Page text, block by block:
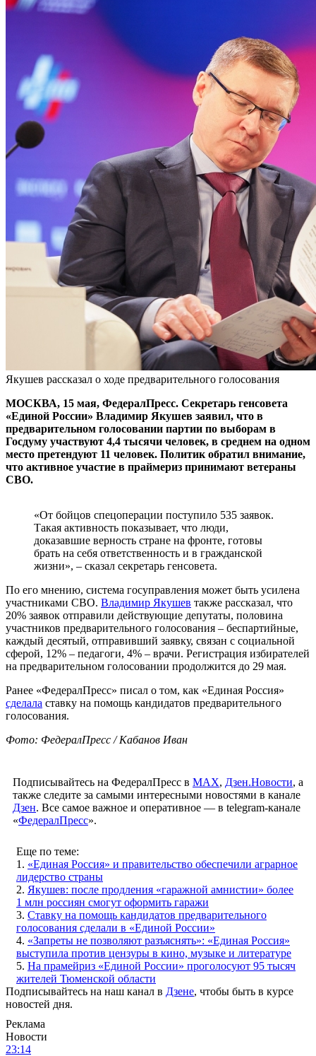
Якушев рассказал о ходе предварительного голосования
МОСКВА, 15 мая, ФедералПресс. Секретарь генсовета
«Единой России» Владимир Якушев заявил, что в
предварительном голосовании партии по выборам в
Госдуму участвуют 4,4 тысячи человек, в среднем на одном
место претендуют 11 человек. Политик обратил внимание,
что активное участие в праймериз принимают ветераны
СВО.
«От бойцов спецоперации поступило 535 заявок.
Такая активность показывает, что люди,
доказавшие верность стране на фронте, готовы
брать на себя ответственность и в гражданской
жизни», – сказал секретарь генсовета.
По его мнению, система госуправления может быть усилена
участниками СВО. Владимир Якушев также рассказал, что
20% заявок отправили действующие депутаты, половина
участников предварительного голосования – беспартийные,
каждый десятый, отправивший заявку, связан с социальной
сферой, 12% – педагоги, 4% – врачи. Регистрация избирателей
на предварительном голосовании продолжится до 29 мая.
Ранее «ФедералПресс» писал о том, как «Единая Россия»
сделала ставку на помощь кандидатов предварительного
голосования.
Фото: ФедералПресс / Кабанов Иван
Подписывайтесь на ФедералПресс в МАХ, Дзен.Новости, а
также следите за самыми интересными новостями в канале
Дзен. Все самое важное и оперативное — в telegram-канале
«ФедералПресс».
Еще по теме:
1. «Единая Россия» и правительство обеспечили аграрное
лидерство страны
2. Якушев: после продления «гаражной амнистии» более
1 млн россиян смогут оформить гаражи
3. Ставку на помощь кандидатов предварительного
голосования сделали в «Единой России»
4. «Запреты не позволяют разъяснять»: «Единая Россия»
выступила против цензуры в кино, музыке и литературе
5. На прамейриз «Единой России» проголосуют 95 тысяч
жителей Тюменской области
Подписывайтесь на наш канал в Дзене, чтобы быть в курсе
новостей дня.
Реклама
Новости
23:14